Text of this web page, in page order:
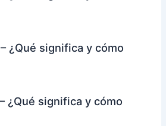
¿Qué significa y cómo
¿Qué significa y cómo